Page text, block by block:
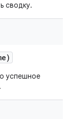
сводку.
успешное